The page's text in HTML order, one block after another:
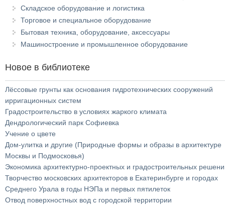
Складское оборудование и логистика
Торговое и специальное оборудование
Бытовая техника, оборудование, аксессуары
Машиностроение и промышленное оборудование
Новое в библиотеке
Лёссовые грунты как основания гидротехнических сооружений
ирригационных систем
Градостроительство в условиях жаркого климата
Дендрологический парк Софиевка
Учение о цвете
Дом-улитка и другие (Природные формы и образы в архитектуре
Москвы и Подмосковья)
Экономика архитектурно-проектных и градостроительных
Творчество московских архитекторов в Екатеринбурге и городах
Среднего Урала в годы НЭПа и первых пятилеток
Отвод поверхностных вод с городской территории